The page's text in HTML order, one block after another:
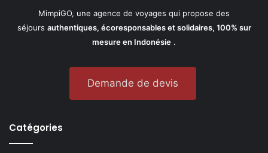
MimpiGO, une agence de voyages qui propose des
séjours authentiques, écoresponsables et solidaires, 100% sur
mesure en Indonésie .
Demande de devis
Catégories